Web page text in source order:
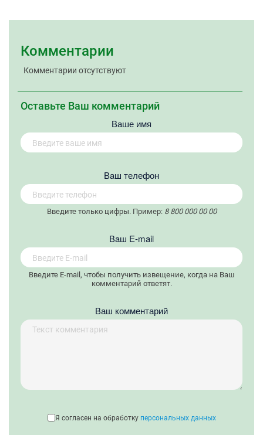
Комментарии
Комментарии отсутствуют
Оставьте Ваш комментарий
Ваше имя
Вaш телефон
Введите только цифры. Пример: 8 800 000 00 00
Вaш E-mail
Введите E-mail, чтобы получить извещение, когда на Ваш
комментарий ответят.
Ваш комментарий
Я согласен на обработку персональных данных